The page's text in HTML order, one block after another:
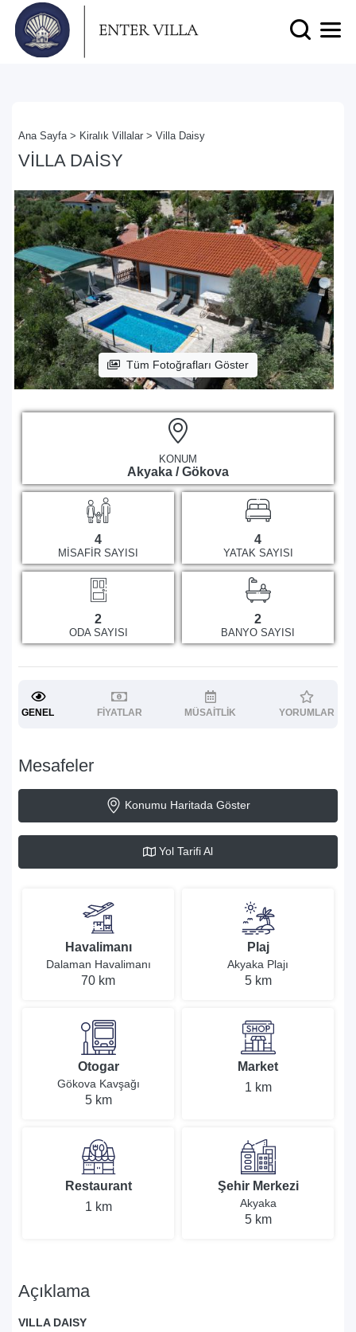
Ana Sayfa > Kiralık Villalar > Villa Daisy
VILLA DAISY
Tüm Fotoğrafları Göster
KONUM
Akyaka / Gökova
4
MISAFIR SAYISI
4
YATAK SAYISI
2
ODA SAYISI
2
BANYO SAYISI
GENEL FIYATLAR MÜSAITLIK YORUMLAR
Mesafeler
Konumu Haritada Göster
Yol Tarifi Al
Havalimanı
Dalaman Havalimanı
70 km
Plaj
Akyaka Plajı
5 km
Otogar
Gökova Kavşağı
5 km
Market
1 km
Restaurant
1 km
Şehir Merkezi
Akyaka
5 km
Açıklama
VILLA DAISY